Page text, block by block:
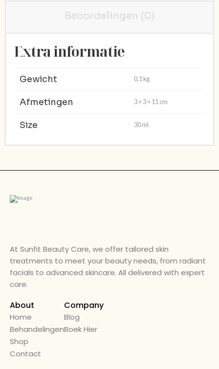
Beoordelingen (0)
Extra informatie
Gewicht 0,1 kg
Afmetingen 3 × 3 × 11 cm
Size 30 ml
At Sunfit Beauty Care, we offer tailored skin
treatments to meet your beauty needs, from radiant
facials to advanced skincare. All delivered with expert
care.
About
Home
Behandelingen
← Back
Alle Diensten
Beauty Care
Diensten
Shop
Contact
Company
Blog
Boek Hier